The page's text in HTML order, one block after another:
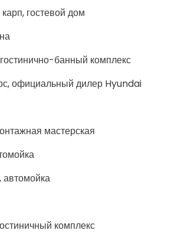
гостевой дом
банный комплекс
официальный дилер Hyundai
мастерская
комплекс